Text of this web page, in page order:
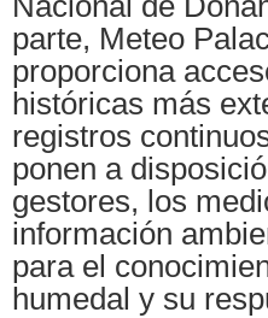
parte, Meteo
proporciona
históricas más
registros
ponen a
gestores, los
información
para el
humedal y su